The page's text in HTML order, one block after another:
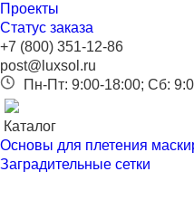
Проекты
Статус заказа
+7 (800) 351-12-86
post@luxsol.ru
Пн-Пт: 9:00-18:00; Сб:
Каталог
Основы для плетения
Заградительные сетки